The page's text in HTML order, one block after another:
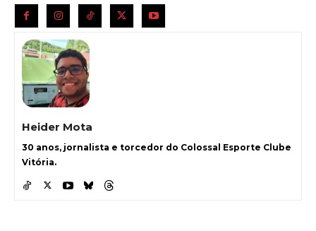
Heider Mota
30 anos, jornalista e torcedor do Colossal Esporte Clube
Vitória.